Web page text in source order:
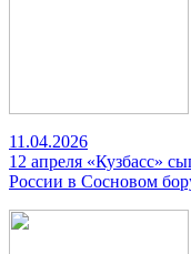
11.04.2026
12 апреля «Кузбасс»
России в Сосновом